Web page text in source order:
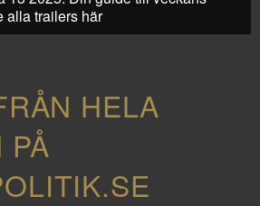
alla trailers här
HELA
PÅ